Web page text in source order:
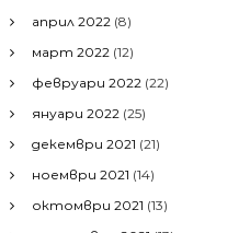
април 2022 (8)
март 2022 (12)
февруари 2022 (22)
януари 2022 (25)
декември 2021 (21)
ноември 2021 (14)
октомври 2021 (13)